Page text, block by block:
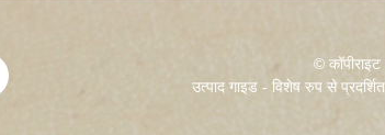
©
उत्पाद गाइड - विशेष रुप से